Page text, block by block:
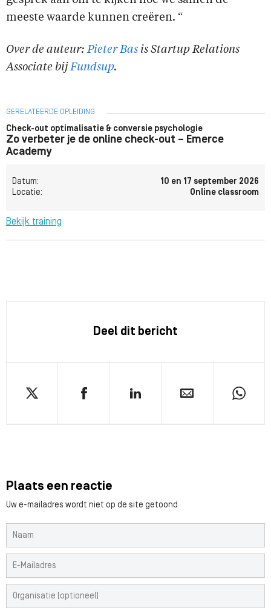
meeste waarde kunnen creëren. “
Over de auteur: Pieter Bas is Startup Relations
Associate bij Fundsup.
GERELATEERDE OPLEIDING
Check-out optimalisatie & conversie psychologie
Zo verbeter je de online check-out – Emerce
Academy
Datum:
10 en 17 september 2026
Locatie:
Online classroom
Bekijk training
Deel dit bericht
Plaats een reactie
Uw e-mailadres wordt niet op de site getoond